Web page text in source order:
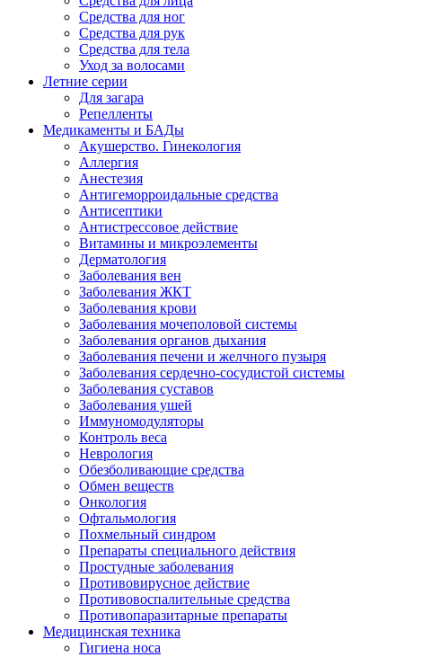
Средства для ног
Средства для рук
Средства для тела
Уход за волосами
Летние серии
Для загара
Репелленты
Медикаменты и БАДы
Акушерство. Гинекология
Аллергия
Анестезия
Антигеморроидальные средства
Антисептики
Антистрессовое действие
Витамины и микроэлементы
Дерматология
Заболевания вен
Заболевания ЖКТ
Заболевания крови
Заболевания мочеполовой системы
Заболевания органов дыхания
Заболевания печени и желчного пузыря
Заболевания сердечно-сосудистой системы
Заболевания суставов
Заболевания ушей
Иммуномодуляторы
Контроль веса
Неврология
Обезболивающие средства
Обмен веществ
Онкология
Офтальмология
Похмельный синдром
Препараты специального действия
Простудные заболевания
Противовирусное действие
Противовоспалительные средства
Противопаразитарные препараты
Медицинская техника
Гигиена носа